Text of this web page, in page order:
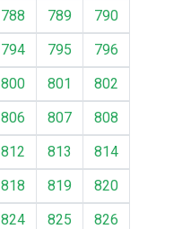
788 789
790
794 795
796
800 801
802
806 807
808
812 813
814
818 819
820
824 825
826